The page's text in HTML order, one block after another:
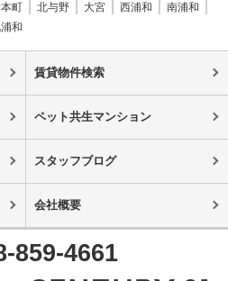
町 北与野 大宮 西浦和
南浦和
和
賃貸物件検索
ペット共生マンション
スタッフブログ
会社概要
859-4661